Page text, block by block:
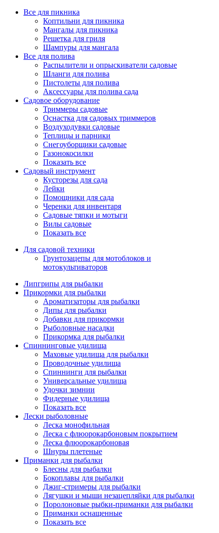
Все для пикника
Коптильни для пикника
Мангалы для пикника
Решетка для гриля
Шампуры для мангала
Все для полива
Распылители и опрыскиватели садовые
Шланги для полива
Пистолеты для полива
Аксессуары для полива сада
Садовое оборудование
Триммеры садовые
Оснастка для садовых триммеров
Воздуходувки садовые
Теплицы и парники
Снегоуборщики садовые
Газонокосилки
Показать все
Садовый инструмент
Кусторезы для сада
Лейки
Помощники для сада
Черенки для инвентаря
Садовые тяпки и мотыги
Вилы садовые
Показать все
Для садовой техники
Грунтозацепы для мотоблоков и
мотокультиваторов
Липгрипы для рыбалки
Прикормки для рыбалки
Ароматизаторы для рыбалки
Дипы для рыбалки
Добавки для прикормки
Рыболовные насадки
Прикормка для рыбалки
Спиннинговые удилища
Маховые удилища для рыбалки
Проводочные удилища
Спиннинги для рыбалки
Универсальные удилища
Удочки зимнии
Фидерные удилища
Показать все
Лески рыболовные
Леска монофильная
Леска с флюорокарбоновым покрытием
Леска флюорокарбоновая
Шнуры плетеные
Приманки для рыбалки
Блесны для рыбалки
Бокоплавы для рыбалки
Джиг-стримеры для рыбалки
Лягушки и мыши незацепляйки для рыбалки
Поролоновые рыбки-приманки для рыбалки
Приманки оснащенные
Показать все